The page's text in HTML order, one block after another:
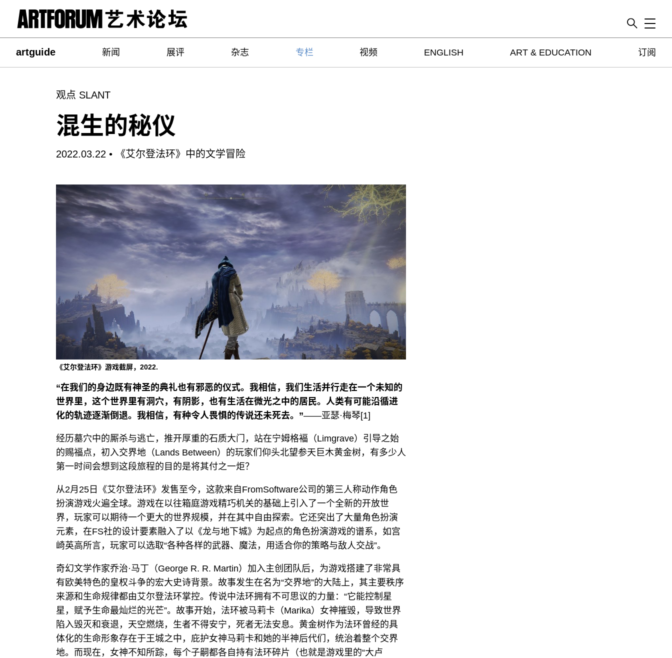
Toggle
artguide 新闻 展评 杂志 专栏 视频 ENGLISH ART & EDUCATION 订阅
观点 SLANT
混生的秘仪
2022.03.22 • 《艾尔登法环》中的文学冒险
《艾尔登法环》游戏截屏，2022.
“在我们的身边既有神圣的典礼也有邪恶的仪式。我相信，我们生活并行走在一个未知的
世界里，这个世界里有洞穴，有阴影，也有生活在微光之中的居民。人类有可能沿循进
化的轨迹逐渐倒退。我相信，有种令人畏惧的传说还未死去。”——亚瑟·梅琴[1]
经历墓穴中的厮杀与逃亡，推开厚重的石质大门，站在宁姆格褔（Limgrave）引导之始
的赐福点，初入交界地（Lands Between）的玩家们仰头北望参天巨木黄金树，有多少人
第一时间会想到这段旅程的目的是将其付之一炬？
从2月25日《艾尔登法环》发售至今，这款来自FromSoftware公司的第三人称动作角色
扮演游戏火遍全球。游戏在以往箱庭游戏精巧机关的基础上引入了一个全新的开放世
界，玩家可以期待一个更大的世界规模，并在其中自由探索。它还突出了大量角色扮演
元素，在FS社的设计要素融入了以《龙与地下城》为起点的角色扮演游戏的谱系，如宫
崎英高所言，玩家可以选取“各种各样的武器、魔法，用适合你的策略与敌人交战”。
奇幻文学作家乔治·马丁（George R. R. Martin）加入主创团队后，为游戏搭建了非常具
有欧美特色的皇权斗争的宏大史诗背景。故事发生在名为“交界地”的大陆上，其主要秩序
来源和生命规律都由艾尔登法环掌控。传说中法环拥有不可思议的力量：“它能控制星
星，赋予生命最灿烂的光芒”。故事开始，法环被马莉卡（Marika）女神摧毁，导致世界
陷入毁灭和衰退，天空燃烧，生者不得安宁，死者无法安息。黄金树作为法环曾经的具
体化的生命形象存在于王城之中，庇护女神马莉卡和她的半神后代们，统治着整个交界
地。而现在，女神不知所踪，每个子嗣都各自持有法环碎片（也就是游戏里的“大卢